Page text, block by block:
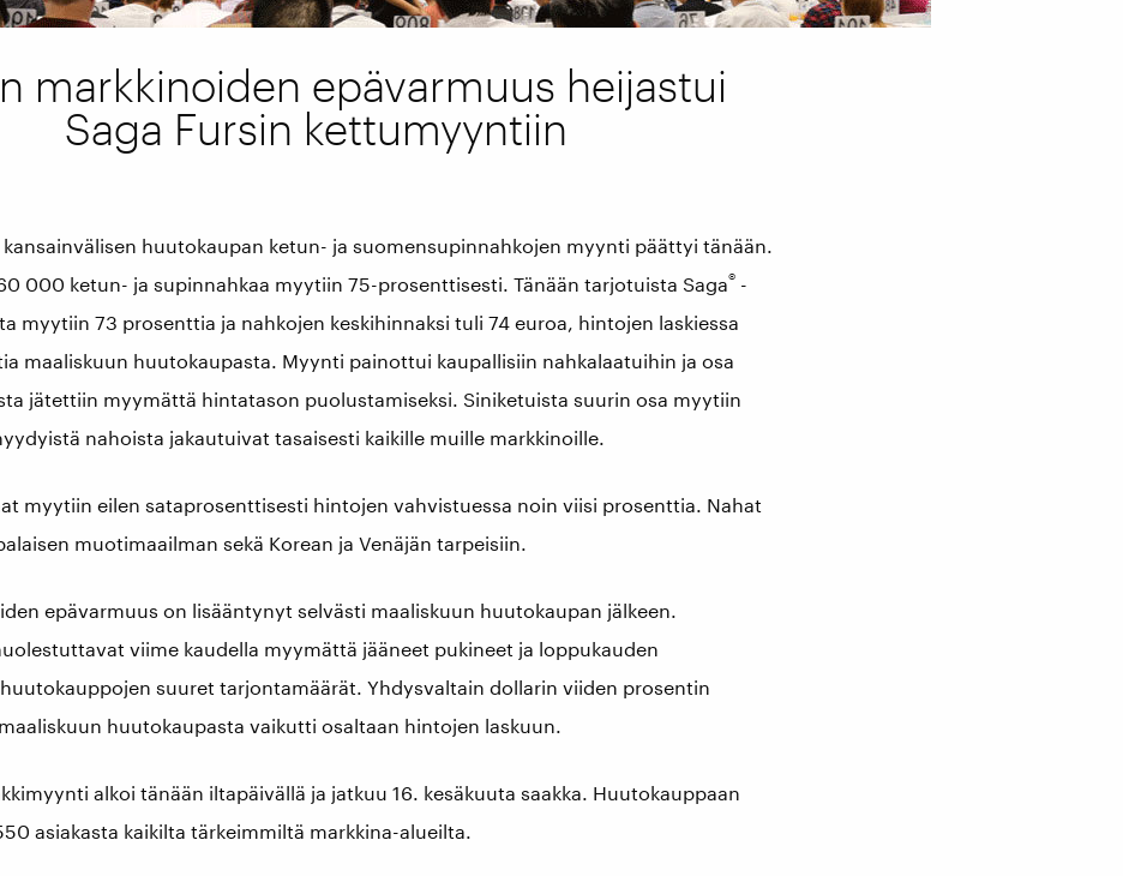
markkinoiden epävarmuus heijastui
Saga Fursin kettumyyntiin
kansainvälisen huutokaupan ketun- ja suomensupinnahkojen myynti päättyi tänään.
000 ketun- ja supinnahkaa myytiin 75-prosenttisesti. Tänään tarjotuista Saga® -
myytiin 73 prosenttia ja nahkojen keskihinnaksi tuli 74 euroa, hintojen laskiessa
maaliskuun huutokaupasta. Myynti painottui kaupallisiin nahkalaatuihin ja osa
jätettiin myymättä hintatason puolustamiseksi. Siniketuista suurin osa myytiin
nahoista jakautuivat tasaisesti kaikille muille markkinoille.
myytiin eilen sataprosenttisesti hintojen vahvistuessa noin viisi prosenttia. Nahat
muotimaailman sekä Korean ja Venäjän tarpeisiin.
epävarmuus on lisääntynyt selvästi maaliskuun huutokaupan jälkeen.
viime kaudella myymättä jääneet pukineet ja loppukauden
suuret tarjontamäärät. Yhdysvaltain dollarin viiden prosentin
huutokaupasta vaikutti osaltaan hintojen laskuun.
alkoi tänään iltapäivällä ja jatkuu 16. kesäkuuta saakka. Huutokauppaan
asiakasta kaikilta tärkeimmiltä markkina-alueilta.